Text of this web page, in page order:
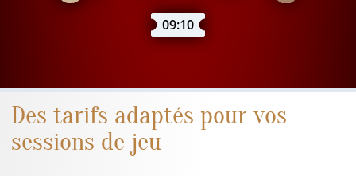
09:10
Des tarifs adaptés pour vos
sessions de jeu